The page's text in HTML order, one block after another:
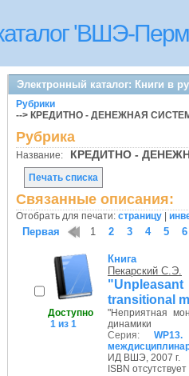
'ВШЭ-
Электронный каталог: Книги в
Рубрики
--> КРЕДИТНО - ДЕНЕЖНАЯ
Рубрика
Название: КРЕДИТНО -
Печать списка
Связанные описания:
Отобрать для печати: страницу
Первая 1 2 3 4 5 6
Доступно
1 из 1
Книга
Пекарский С.Э.
transitional
"Неприятная
динамики
Серия:
ИД ВШЭ, 2007 г.
ISBN отсутствует